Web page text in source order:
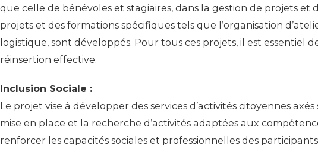
que celle de bénévoles et stagiaires, dans la gestion de projets
projets et des formations spécifiques tels que l’organisation
logistique, sont développés. Pour tous ces projets, il est
réinsertion effective.
Inclusion Sociale :
Le projet vise à développer des services d’activités citoyennes
mise en place et la recherche d’activités adaptées aux
renforcer les capacités sociales et professionnelles des